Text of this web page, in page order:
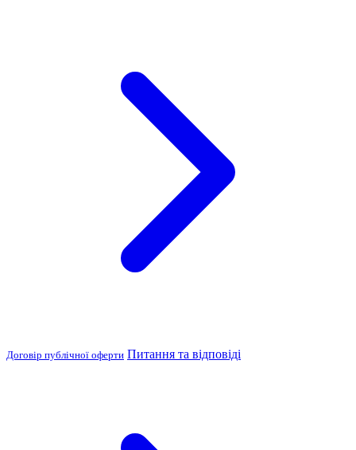
Договір публічної оферти Питання та відповіді